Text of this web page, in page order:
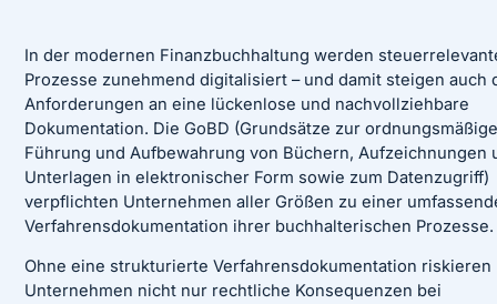
In der modernen Finanzbuchhaltung werden
Prozesse zunehmend digitalisiert – und damit steigen auch
Anforderungen an eine lückenlose und nachvollziehbare
Dokumentation. Die GoBD (Grundsätze zur
Führung und Aufbewahrung von Büchern, Aufzeichnungen
Unterlagen in elektronischer Form sowie zum Datenzugriff)
verpflichten Unternehmen aller Größen zu einer
Verfahrensdokumentation ihrer buchhalterischen Prozesse.
Ohne eine strukturierte Verfahrensdokumentation riskieren
Unternehmen nicht nur rechtliche Konsequenzen bei